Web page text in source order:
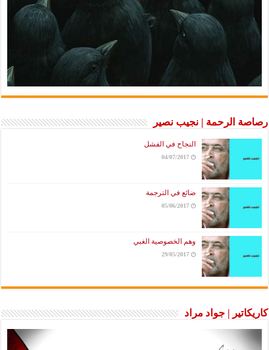
رصاصة الرحمة | نجيب نصير
النجاح في الفشل
04/07/2017
ضائع في الترجمة
05/06/2017
وهم الخصوصية الغبي
29/05/2017
كاريكاتير | جواد مراد